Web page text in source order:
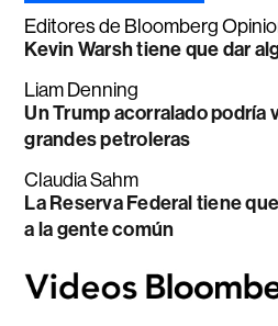
Editores de Bloomberg
Kevin Warsh tiene que dar
Liam Denning
Un Trump acorralado podría
grandes petroleras
Claudia Sahm
La Reserva Federal tiene
a la gente común